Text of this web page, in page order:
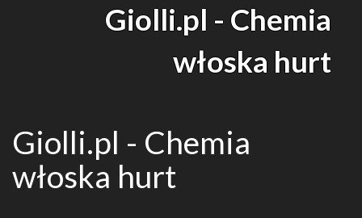
Giolli.pl - Chemia
włoska hurt
Giolli.pl - Chemia
włoska hurt